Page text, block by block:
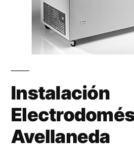
Instalación
Avellaneda